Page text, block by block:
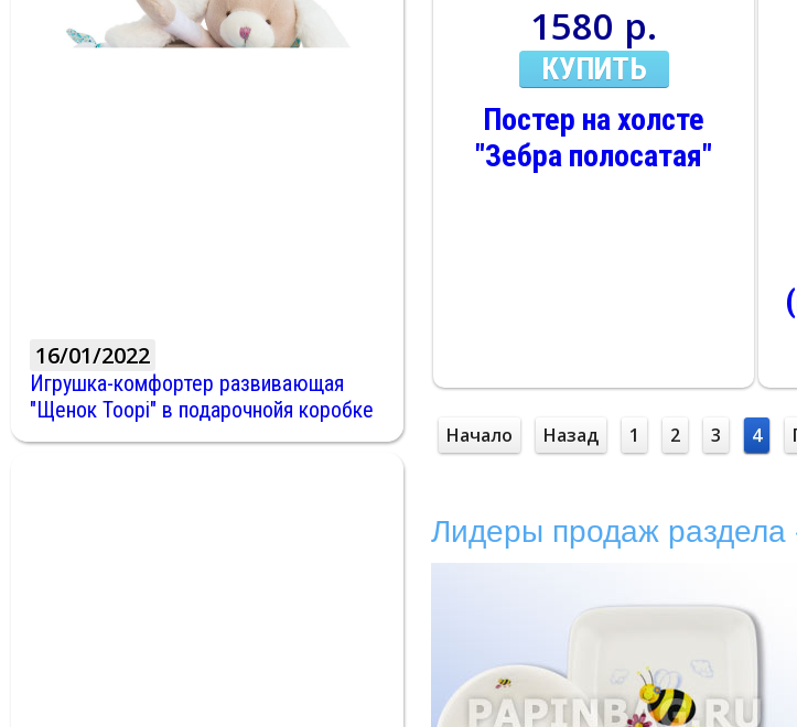
16/01/2022
Игрушка-комфортер развивающая
"Щенок Toopi" в подарочнойя коробке
1580 р.
КУПИТЬ
Постер на холсте
"Зебра полосатая"
Начало Назад 1 2 3 4
Лидеры продаж раздела